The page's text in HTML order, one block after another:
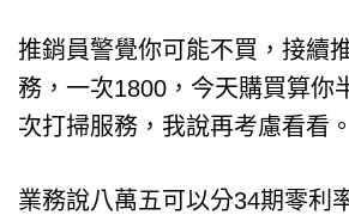
推銷員警覺你可能不買，接續
務，一次1800，今天購買算你
次打掃服務，我說再考慮看看。
業務說八萬五可以分34期零利